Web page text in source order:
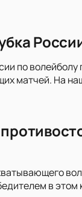
по
матчей. На
в